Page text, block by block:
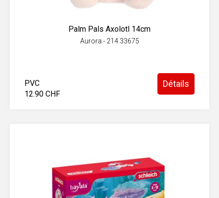
Palm Pals Axolotl 14cm
Aurora - 214.33675
PVC
12.90 CHF
Détails